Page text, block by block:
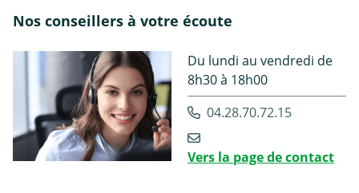
Nos conseillers à votre écoute
Du lundi au vendredi de
8h30 à 18h00
04.28.70.72.15
Vers la page de contact